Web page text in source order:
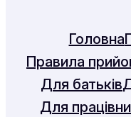
Головна
Правила
Для батьків
Для